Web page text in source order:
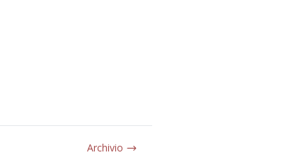
Archivio